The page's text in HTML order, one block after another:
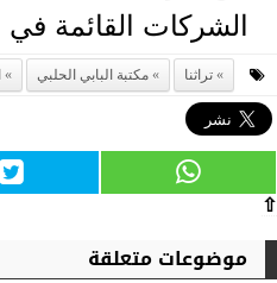
الشركات القائمة
تراثنا مكتبة البابي الحلبي
⇧
موضوعات متعلقة